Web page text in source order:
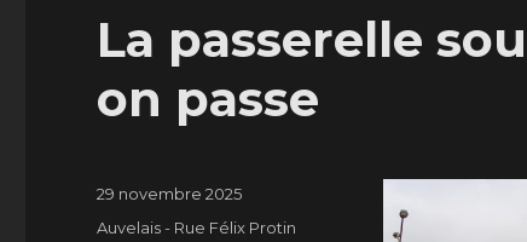
La passerelle
on passe
Publié
le
29 novembre 2025
Catégories
Auvelais - Rue Félix Protin